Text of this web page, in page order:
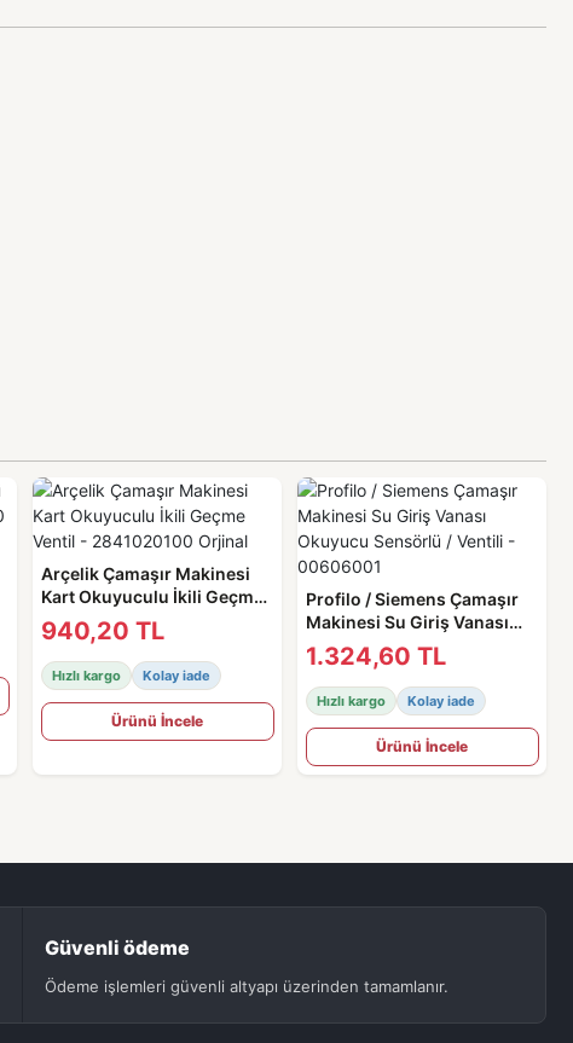
Arçelik Çamaşır Makinesi
Kart Okuyuculu İkili Geçme
Ventil - 2841020100 Orjinal
940,20 TL
Hızlı kargo Kolay iade
Ürünü İncele
Profilo / Siemens Çamaşır
Makinesi Su Giriş Vanası
Okuyucu Sensörlü / Ventili -
00606001
1.324,60 TL
Hızlı kargo Kolay iade
Ürünü İncele
Güvenli ödeme
Ödeme işlemleri güvenli altyapı üzerinden tamamlanır.